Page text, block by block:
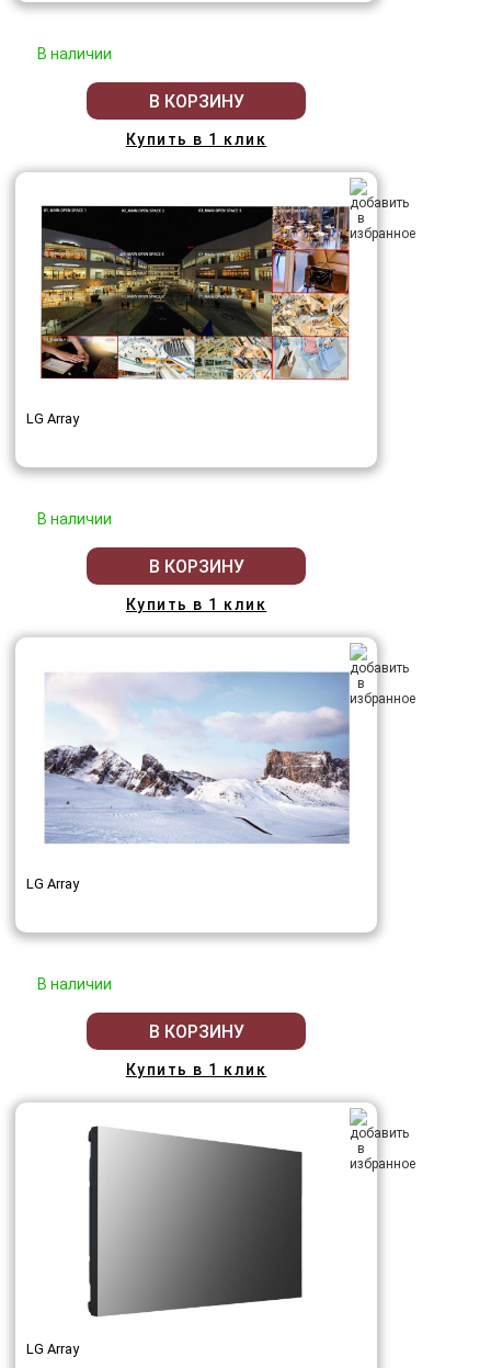
В наличии
В КОРЗИНУ
Купить в 1 клик
LG Array
В наличии
В КОРЗИНУ
Купить в 1 клик
LG Array
В наличии
В КОРЗИНУ
Купить в 1 клик
LG Array